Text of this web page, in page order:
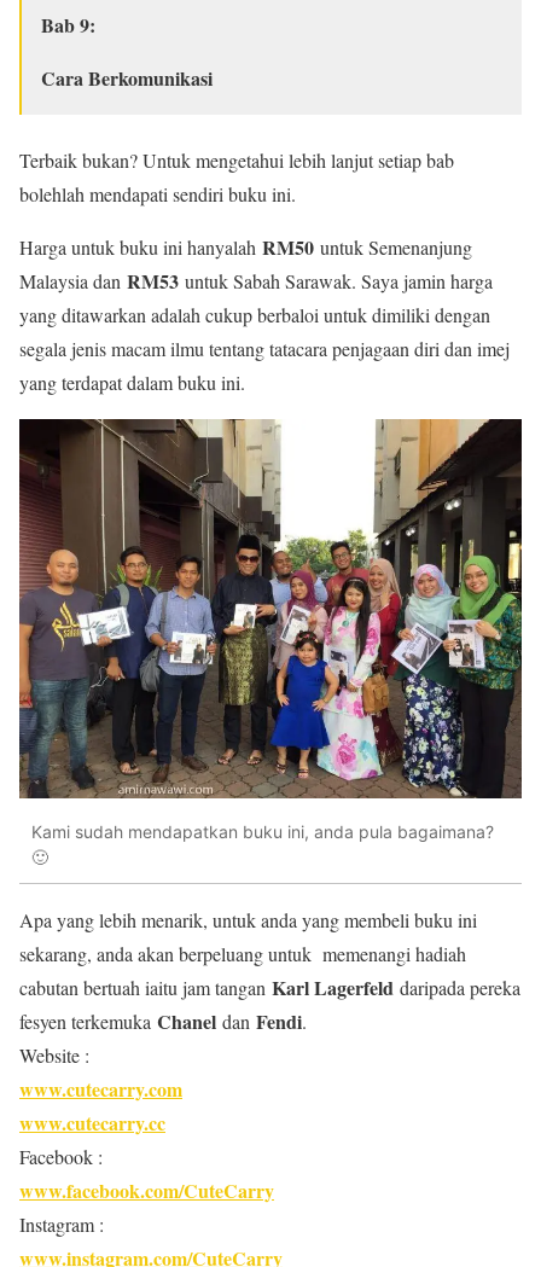
Bab 9:
Cara Berkomunikasi
Terbaik bukan? Untuk mengetahui lebih lanjut setiap bab
bolehlah mendapati sendiri buku ini.
Harga untuk buku ini hanyalah RM50 untuk Semenanjung
Malaysia dan RM53 untuk Sabah Sarawak. Saya jamin harga
yang ditawarkan adalah cukup berbaloi untuk dimiliki dengan
segala jenis macam ilmu tentang tatacara penjagaan diri dan imej
yang terdapat dalam buku ini.
Kami sudah mendapatkan buku ini, anda pula bagaimana?
🙂
Apa yang lebih menarik, untuk anda yang membeli buku ini
sekarang, anda akan berpeluang untuk memenangi hadiah
cabutan bertuah iaitu jam tangan Karl Lagerfeld daripada pereka
fesyen terkemuka Chanel dan Fendi.
Website :
www.cutecarry.com
www.cutecarry.cc
Facebook :
www.facebook.com/CuteCarry
Instagram :
www.instagram.com/CuteCarry